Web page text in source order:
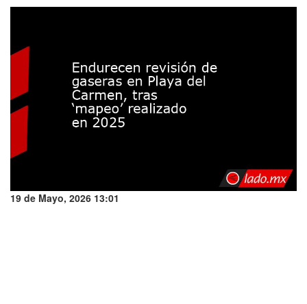
19 de Mayo, 2026 13:01